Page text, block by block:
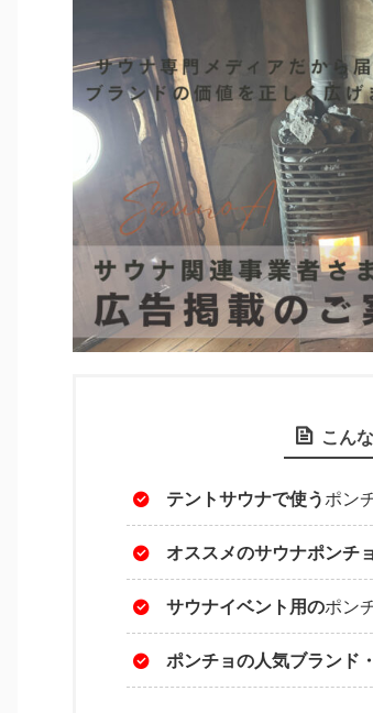
こん
テントサウナで使うポン
オススメのサウナポンチョ
サウナイベント用のポン
ポンチョの人気ブランド